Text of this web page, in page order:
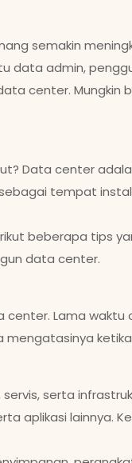
semakin
admin,
center. Mungkin
Data center
tempat
beberapa tips
data center.
Lama
serta
aplikasi lainnya.